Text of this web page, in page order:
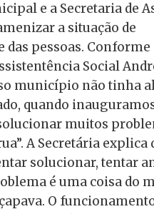
e a Secretaria de
a situação de
pessoas. Conforme
Social
município não tinha
quando
muitos
A Secretária explica
solucionar, tentar
é uma coisa do
O